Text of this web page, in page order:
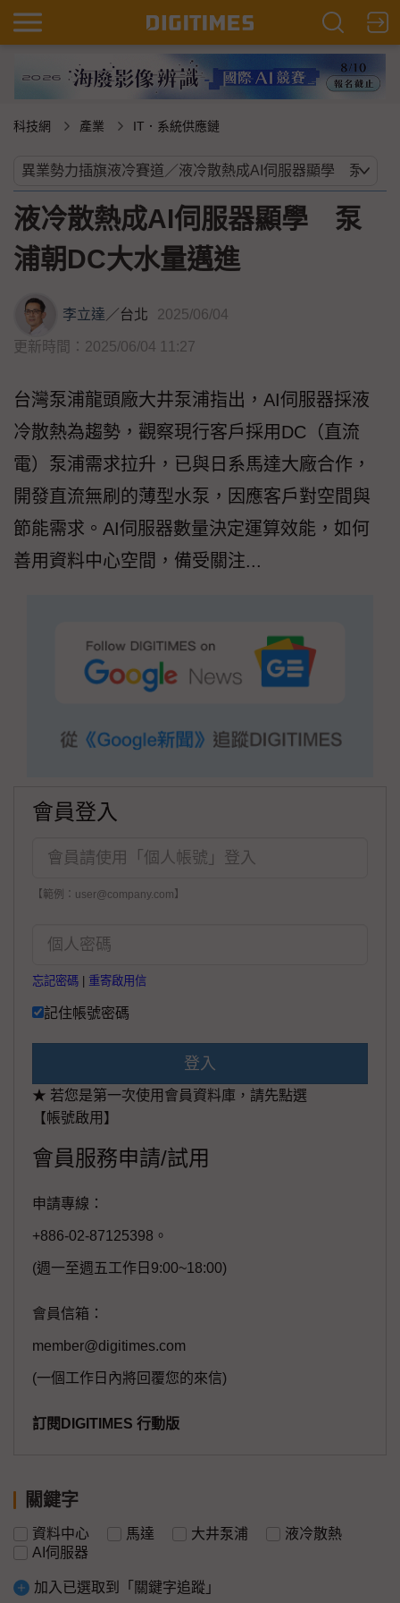
科技網 產業 IT．系統供應鏈
液冷散熱成AI伺服器顯學 泵
浦朝DC大水量邁進
李立達／台北 2025/06/04
更新時間：2025/06/04 11:27
台灣泵浦龍頭廠大井泵浦指出，AI伺服器採液
冷散熱為趨勢，觀察現行客戶採用DC（直流
電）泵浦需求拉升，已與日系馬達大廠合作，
開發直流無刷的薄型水泵，因應客戶對空間與
節能需求。AI伺服器數量決定運算效能，如何
善用資料中心空間，備受關注...
會員登入
【範例：user@company.com】
忘記密碼 重寄啟用信
記住帳號密碼
登入
★ 若您是第一次使用會員資料庫，請先點選
【帳號啟用】
會員服務申請/試用
申請專線：
+886-02-87125398。
(週一至週五工作日9:00~18:00)
會員信箱：
member@digitimes.com
(一個工作日內將回覆您的來信)
訂閱DIGITIMES 行動版
關鍵字
資料中心 馬達 大井泵浦
液冷散熱
AI伺服器
加入已選取到「關鍵字追蹤」